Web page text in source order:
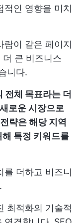
적인 영향을 미치
람이 같은 페이지
더 큰 비즈니스
니다.
전체 목표라는 더
로운 시장으로
략은 해당 지역
특정 키워드를
를 더하고 비즈니
최적화의 기술적